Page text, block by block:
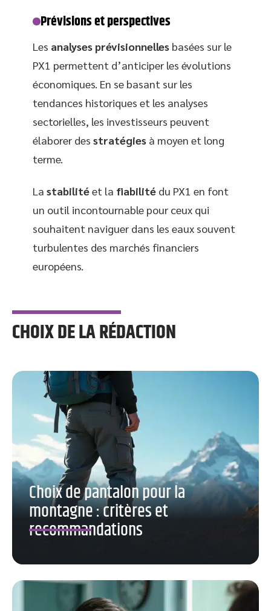
Prévisions et perspectives
Les analyses prévisionnelles basées sur le
PX1 permettent d’anticiper les évolutions
économiques. En se basant sur les
tendances historiques et les analyses
sectorielles, les investisseurs peuvent
élaborer des stratégies à moyen et long
terme.
La stabilitéet la fiabilité du PX1 en font
un outil incontournable pour ceux qui
souhaitent naviguer dans les eaux souvent
turbulentes des marchés financiers
européens.
CHOIX DE LA RÉDACTION
Choix de pantalon pour la
montagne : critères et
recommandations